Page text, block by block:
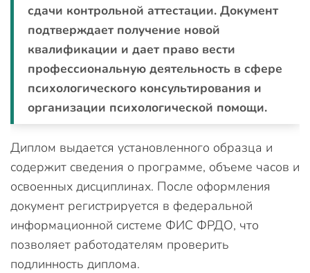
сдачи контрольной аттестации. Документ
подтверждает получение новой
квалификации и дает право вести
профессиональную деятельность в сфере
психологического консультирования и
организации психологической помощи.
Диплом выдается установленного образца и
содержит сведения о программе, объеме часов и
освоенных дисциплинах. После оформления
документ регистрируется в федеральной
информационной системе ФИС ФРДО, что
позволяет работодателям проверить
подлинность диплома.